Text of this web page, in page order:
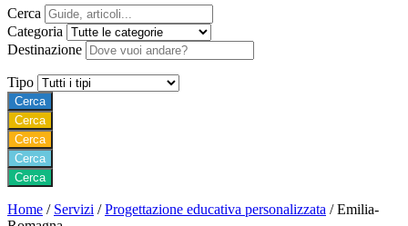
Cerca
Categoria
Destinazione
Tipo
Cerca
Cerca
Cerca
Cerca
Cerca
Home / Servizi / Progettazione educativa personalizzata / Emilia-